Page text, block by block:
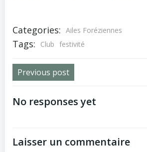
Categories: Ailes Foréziennes
Tags: Club festivité
Post
navigation
Previous post
No responses yet
Laisser un commentaire